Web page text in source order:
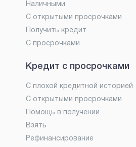
Наличными
С открытыми просрочками
Получить кредит
С просрочками
Кредит с просрочками
С плохой кредитной историей
С открытыми просрочками
Помощь в получении
Взять
Рефинансирование